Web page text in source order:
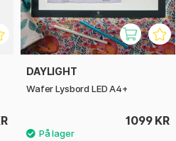
DAYLIGHT
Wafer Lysbord LED A4+
1099 KR